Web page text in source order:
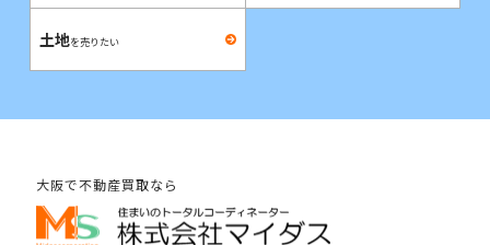
土地を売りたい
大阪で不動産買取なら